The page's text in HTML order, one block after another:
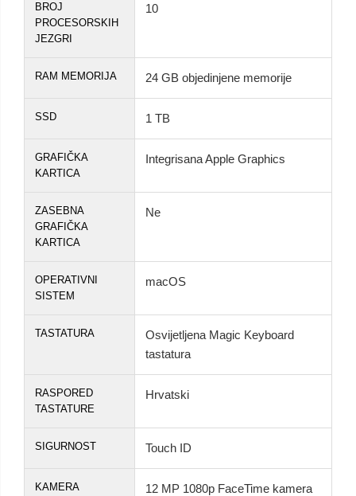
BROJ
PROCESORSKIH
JEZGRI
10
RAM MEMORIJA 24 GB objedinjene memorije
SSD 1 TB
GRAFIČKA
KARTICA
Integrisana Apple Graphics
ZASEBNA
GRAFIČKA
KARTICA
Ne
OPERATIVNI
SISTEM
macOS
TASTATURA
Osvijetljena Magic Keyboard
tastatura
RASPORED
TASTATURE
Hrvatski
SIGURNOST Touch ID
KAMERA 12 MP 1080p FaceTime kamera